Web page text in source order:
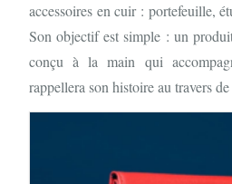
accessoires en cuir : portefeuille,
Son objectif est simple : un
conçu à la main qui
rappellera son histoire au travers